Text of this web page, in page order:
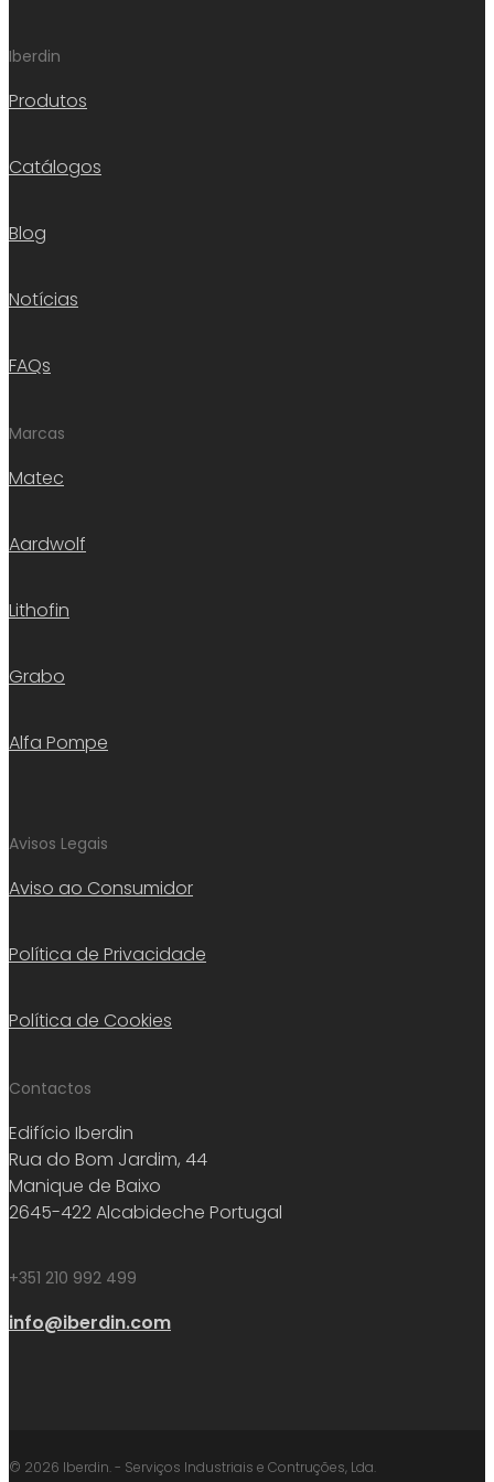
Iberdin
Produtos
Catálogos
Blog
Notícias
FAQs
Marcas
Matec
Aardwolf
Lithofin
Grabo
Alfa Pompe
Avisos Legais
Aviso ao Consumidor
Política de Privacidade
Política de Cookies
Contactos
Edifício Iberdin
Rua do Bom Jardim, 44
Manique de Baixo
2645-422 Alcabideche Portugal
+351 210 992 499
info@iberdin.com
© 2026 Iberdin. - Serviços Industriais e Contruções, Lda.